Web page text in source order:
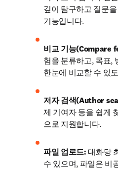
깊이 탐구하고 질문
기능입니다.
비교 기능(Compare
험을 분류하고, 목표,
한눈에 비교할 수 있
저자 검색(Author
제 기여자 등을 쉽게
으로 지원합니다.
파일 업로드: 대화당
수 있으며, 파일은 비